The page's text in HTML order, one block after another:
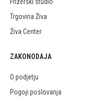
Trgovina Živa
Živa Center
ZAKONODAJA
O podjetju
Pogoji poslovanja